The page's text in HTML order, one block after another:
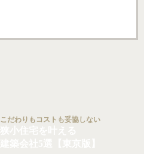
こだわりもコストも妥協しない